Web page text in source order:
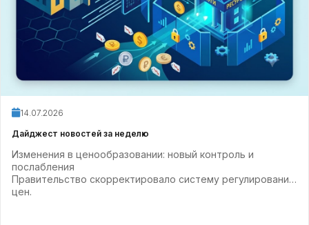
14.07.2026
Дайджест новостей за неделю
Изменения в ценообразовании: новый контроль и
послабления
Правительство скорректировало систему регулирования
цен.